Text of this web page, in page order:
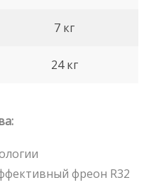
7 кг
24 кг
фреон R32